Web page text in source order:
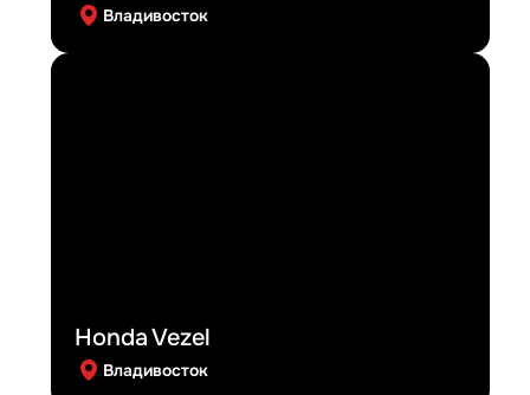
Владивосток
Honda Vezel
Владивосток